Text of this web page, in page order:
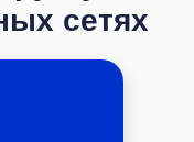
сетях